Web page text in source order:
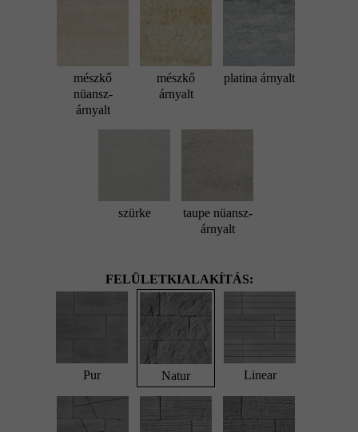
mészkő
nüansz-
árnyalt
mészkő
árnyalt
platina árnyalt
szürke
taupe nüansz-
árnyalt
FELÜLETKIALAKÍTÁS:
Pur Natur Linear